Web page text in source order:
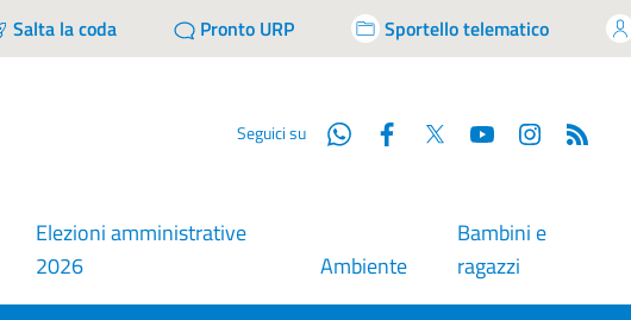
Salta la coda Pronto URP Sportello telematico
Seguici su WhatsappFacebook
Twitter YouTube
Elezioni amministrative
2026
Ambiente
Bambini e
ragazzi